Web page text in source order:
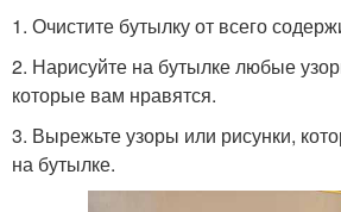
1. Очистите бутылку от всего
2. Нарисуйте на бутылке любые
которые вам нравятся.
3. Вырежьте узоры или рисунки,
на бутылке.